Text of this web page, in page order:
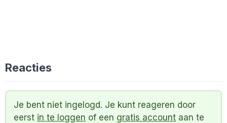
Reacties
Je bent niet ingelogd. Je kunt reageren door
eerst in te loggen of een gratis account aan te